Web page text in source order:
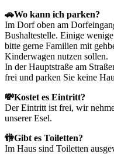
🚗Wo kann ich parken?
Im Dorf oben am
Bushaltestelle. Einige
bitte gerne Familien mit
Kinderwagen nutzen sollen.
In der Hauptstraße am
frei und parken Sie keine
💸Kostet es Eintritt?
Der Eintritt ist frei, wir
unserer Esel.
🚻Gibt es Toiletten?
Im Haus sind Toiletten